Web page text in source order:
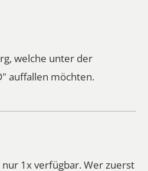
welche unter der
auffallen möchten.
nur 1x verfügbar. Wer zuerst